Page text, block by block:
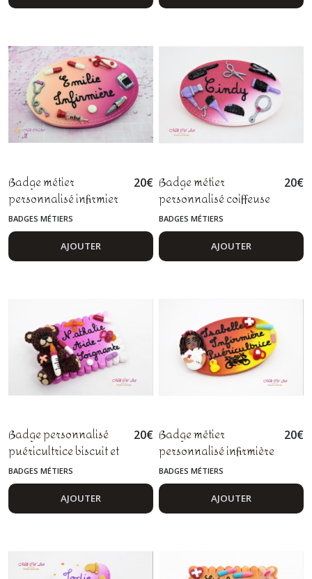
Badge métier
personnalisé infirmier
aide soignant
pharmacien en pâte
polymère fimo
20€
BADGES MÉTIERS
AJOUTER
Badge métier
personnalisé coiffeuse
coiffeur en pâte
polymère fimo
20€
BADGES MÉTIERS
AJOUTER
Badge personnalisé
puéricultrice biscuit et
ourson en fimo
20€
BADGES MÉTIERS
AJOUTER
Badge métier
personnalisé infirmière
aide soignante
personnel hospitalier
fimo
20€
BADGES MÉTIERS
AJOUTER